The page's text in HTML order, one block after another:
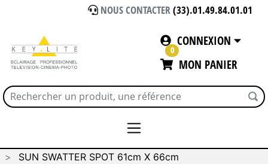
NOUS CONTACTER(33).01.49.84.01.01
CONNEXION
0
MON PANIER
SUN SWATTER SPOT 61cm X 66cm